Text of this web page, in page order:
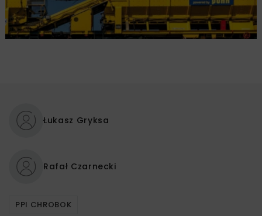
Łukasz Gryksa
Rafał Czarnecki
PPI CHROBOK